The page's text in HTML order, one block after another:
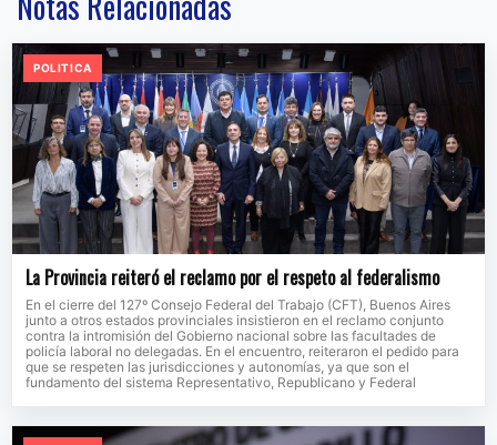
POLITICA
La Provincia reiteró el reclamo por el respeto al federalismo
En el cierre del 127º Consejo Federal del Trabajo (CFT), Buenos Aires
junto a otros estados provinciales insistieron en el reclamo conjunto
contra la intromisión del Gobierno nacional sobre las facultades de
policía laboral no delegadas. En el encuentro, reiteraron el pedido para
que se respeten las jurisdicciones y autonomías, ya que son el
fundamento del sistema Representativo, Republicano y Federal